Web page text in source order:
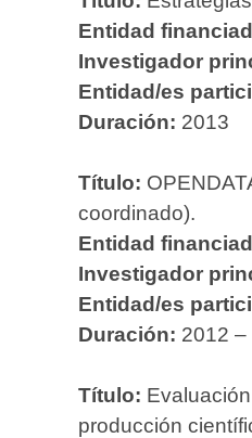
Entidad
Investigador
Entidad/es
Duración: 2013
Título:
coordinado).
Entidad
Investigador
Entidad/es
Duración: 2012 –
Título:
producción